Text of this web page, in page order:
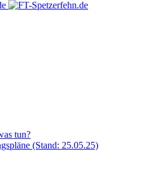
tun?
(Stand: 25.05.25)